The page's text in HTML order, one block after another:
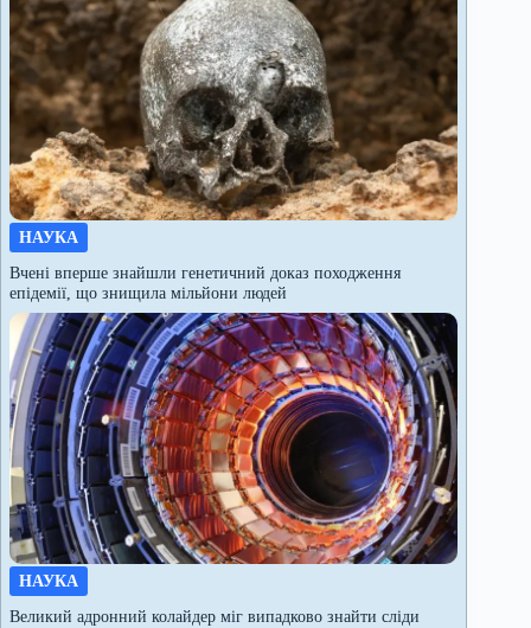
НАУКА
Вчені вперше знайшли генетичний доказ походження
епідемії, що знищила мільйони людей
НАУКА
Великий адронний колайдер міг випадково знайти сліди